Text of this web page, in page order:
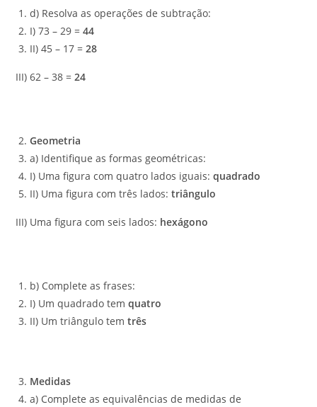
d) Resolva as operações de subtração:
I) 73 – 29 =44
II) 45 – 17 =28
III) 62 – 38 =24
Geometria
a) Identifique as formas geométricas:
I) Uma figura com quatro lados iguais:quadrado
II) Uma figura com três lados:triângulo
III) Uma figura com seis lados: hexágono
b) Complete as frases:
I) Um quadrado temquatro
II) Um triângulo temtrês
Medidas
a) Complete as equivalências de medidas de